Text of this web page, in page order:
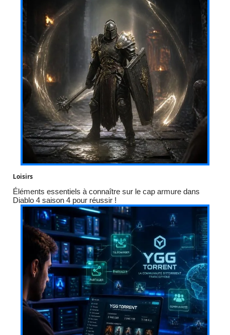
Loisirs
Éléments essentiels à connaître sur le cap armure dans
Diablo 4 saison 4 pour réussir !